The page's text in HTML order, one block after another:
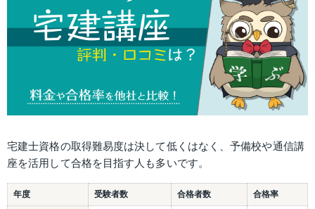
宅建士資格の取得難易度は決して低くはなく、予備校や通信講
座を活用して合格を目指す人も多いです。
年度 受験者数 合格者数 合格率